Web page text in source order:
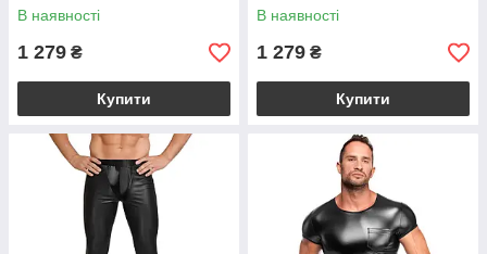
В наявності
1 279 ₴
Купити
В наявності
1 279 ₴
Купити